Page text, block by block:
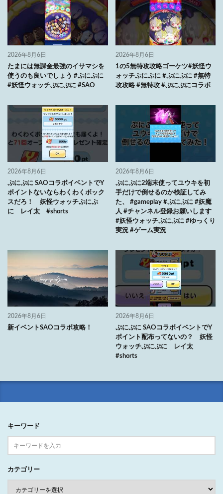
2026年8月6日
たまには無課金最強のイサマシを
使うのも良いでしょう #ぷにぷに
#妖怪ウォッチぷにぷに #SAO
2026年8月6日
1の5無特攻攻略ゴーケツ#妖怪ウ
ォッチぷにぷに #ぷにぷに #無特
攻攻略 #無特攻 #ぷにぷにコラボ
2026年8月6日
ぷにぷに SAOコラボイベントでY
ポイントないならわくわくボック
スだろ！ 妖怪ウォッチぷにぷ
に レイ太 #shorts
2026年8月6日
ぷにぷに2端末使ってユウキを初
手だけで倒せるのか検証してみ
た、 #gameplay #ぷにぷに #妖魔
人 #チャンネル登録お願いします
#妖怪ウォッチぷにぷに #ゆっくり
実況 #ゲーム実況
2026年8月6日
新イベントSAOコラボ攻略！
2026年8月6日
ぷにぷに SAOコラボイベントでY
ポイント配布ってないの？ 妖怪
ウォッチぷにぷに レイ太
#shorts
キーワード
カテゴリー